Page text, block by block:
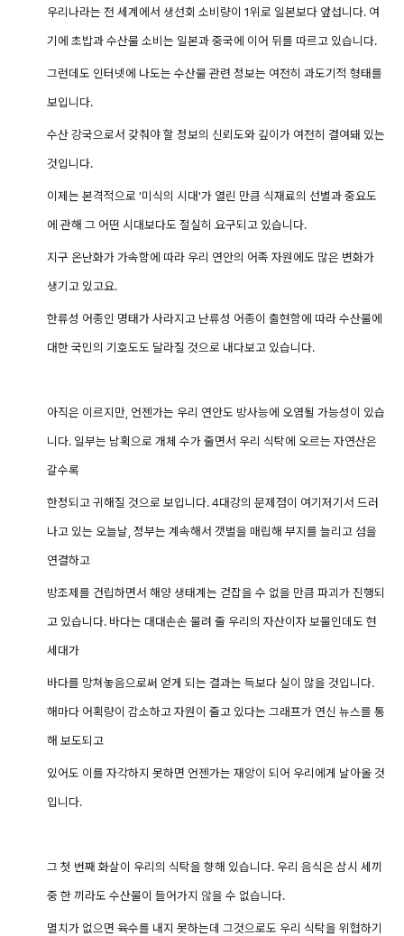
우리나라는 전 세계에서 생선회 소비량이 1위로 일본보다 앞섭니다. 여
기에 초밥과 수산물 소비는 일본과 중국에 이어 뒤를 따르고 있습니다.
그런데도 인터넷에 나도는 수산물 관련 정보는 여전히 과도기적 형태를
보입니다.
수산 강국으로서 갖춰야 할 정보의 신뢰도와 깊이가 여전히 결여돼 있는
것입니다.
이제는 본격적으로 '미식의 시대'가 열린 만큼 식재료의 선별과 중요도
에 관해 그 어떤 시대보다도 절실히 요구되고 있습니다.
지구 온난화가 가속함에 따라 우리 연안의 어족 자원에도 많은 변화가
생기고 있고요.
한류성 어종인 명태가 사라지고 난류성 어종이 출현함에 따라 수산물에
대한 국민의 기호도도 달라질 것으로 내다보고 있습니다.
아직은 이르지만, 언젠가는 우리 연안도 방사능에 오염될 가능성이 있습
니다. 일부는 남획으로 개체 수가 줄면서 우리 식탁에 오르는 자연산은
갈수록
한정되고 귀해질 것으로 보입니다. 4대강의 문제점이 여기저기서 드러
나고 있는 오늘날, 정부는 계속해서 갯벌을 매립해 부지를 늘리고 섬을
연결하고
방조제를 건립하면서 해양 생태계는 걷잡을 수 없을 만큼 파괴가 진행되
고 있습니다. 바다는 대대손손 물려 줄 우리의 자산이자 보물인데도 현
세대가
바다를 망쳐놓음으로써 얻게 되는 결과는 득보다 실이 많을 것입니다.
해마다 어획량이 감소하고 자원이 줄고 있다는 그래프가 연신 뉴스를 통
해 보도되고
있어도 이를 자각하지 못하면 언젠가는 재앙이 되어 우리에게 날아올 것
입니다.
그 첫 번째 화살이 우리의 식탁을 향해 있습니다. 우리 음식은 삼시 세끼
중 한 끼라도 수산물이 들어가지 않을 수 없습니다.
멸치가 없으면 육수를 내지 못하는데 그것으로도 우리 식탁을 위협하기